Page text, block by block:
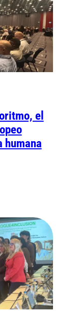
el
humana